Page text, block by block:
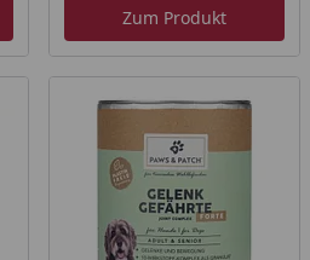
Zum Produkt